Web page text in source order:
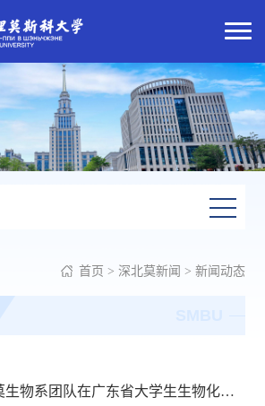
首页 > 深北莫新闻 > 新闻动态
喜报！深北莫生物系团队在广东省大学生生物化学实验技能大赛中荣获三等奖